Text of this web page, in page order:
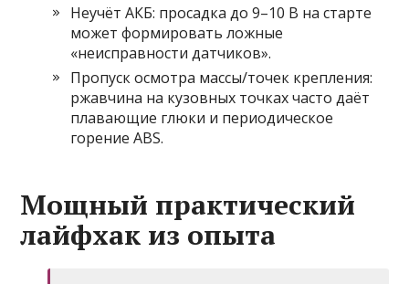
Неучёт АКБ: просадка до 9–10 В на старте
может формировать ложные
«неисправности датчиков».
Пропуск осмотра массы/точек крепления:
ржавчина на кузовных точках часто даёт
плавающие глюки и периодическое
горение ABS.
Мощный практический
лайфхак из опыта